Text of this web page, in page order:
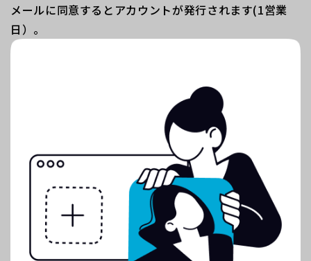
メールに同意するとアカウントが発行されます(1営業
日）。